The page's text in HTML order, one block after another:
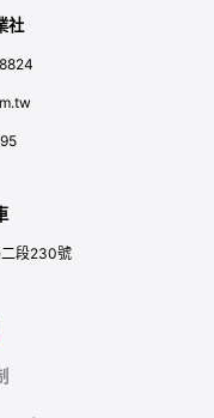
社
二段230號